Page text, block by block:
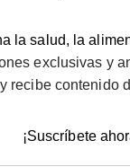
la salud, la
exclusivas y
recibe contenido
¡Suscríbete